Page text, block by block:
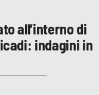
all’interno di
indagini in